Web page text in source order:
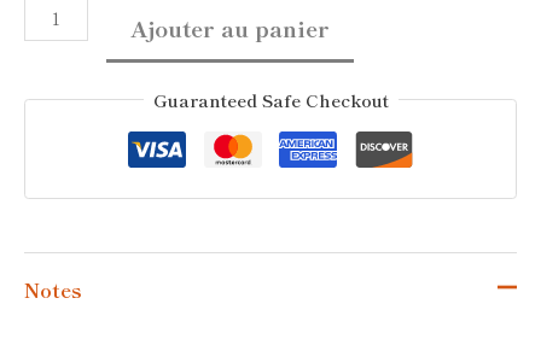
Ajouter au panier
Guaranteed Safe Checkout
Notes